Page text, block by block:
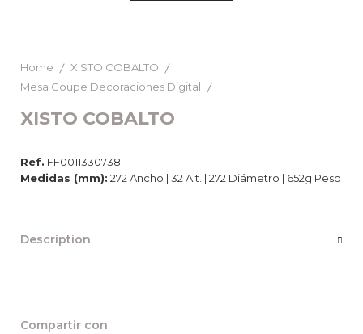
Home
XISTO COBALTO
Mesa Coupe Decoraciones Digital
XISTO COBALTO
Ref. FF0011330738
Medidas (mm): 272 Ancho | 32 Alt. | 272 Diámetro | 652g Peso
Description
Compartir con